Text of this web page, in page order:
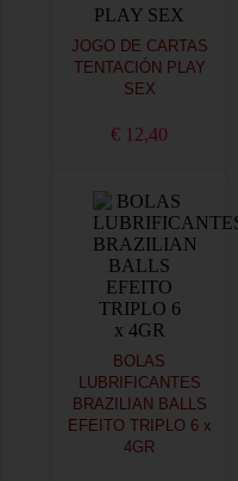
JOGO DE CARTAS
TENTACIÓN PLAY
SEX
€ 12,40
BOLAS
LUBRIFICANTES
BRAZILIAN BALLS
EFEITO TRIPLO 6 x
4GR